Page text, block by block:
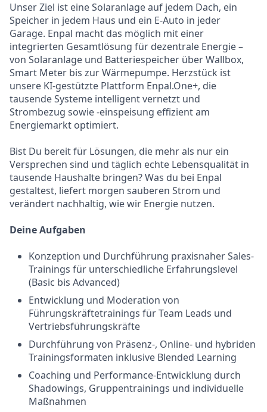
Unser Ziel ist eine Solaranlage auf jedem Dach, ein
Speicher in jedem Haus und ein E-Auto in jeder
Garage. Enpal macht das möglich mit einer
integrierten Gesamtlösung für dezentrale Energie –
von Solaranlage und Batteriespeicher über Wallbox,
Smart Meter bis zur Wärmepumpe. Herzstück ist
unsere KI-gestützte Plattform Enpal.One+, die
tausende Systeme intelligent vernetzt und
Strombezug sowie -einspeisung effizient am
Energiemarkt optimiert.
Bist Du bereit für Lösungen, die mehr als nur ein
Versprechen sind und täglich echte Lebensqualität in
tausende Haushalte bringen? Was du bei Enpal
gestaltest, liefert morgen sauberen Strom und
verändert nachhaltig, wie wir Energie nutzen.
Deine Aufgaben
Konzeption und Durchführung praxisnaher Sales-
Trainings für unterschiedliche Erfahrungslevel
(Basic bis Advanced)
Entwicklung und Moderation von
Führungskräftetrainings für Team Leads und
Vertriebsführungskräfte
Durchführung von Präsenz-, Online- und hybriden
Trainingsformaten inklusive Blended Learning
Coaching und Performance-Entwicklung durch
Shadowings, Gruppentrainings und individuelle
Maßnahmen